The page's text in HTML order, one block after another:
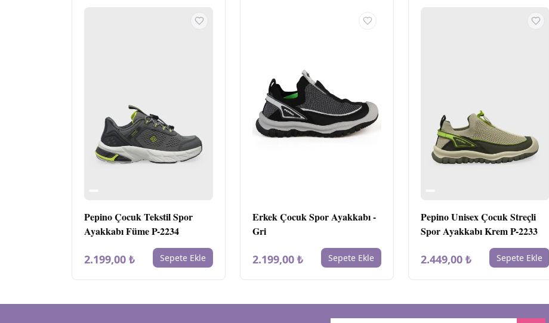
Pepino Çocuk Tekstil Spor
Ayakkabı Füme P-2234
2.199,00 ₺ Sepete Ekle
Erkek Çocuk Spor Ayakkabı -
Gri
2.199,00 ₺ Sepete Ekle
Pepino Unisex Çocuk Streçli
Spor Ayakkabı Krem P-2233
2.449,00 ₺ Sepete Ekle